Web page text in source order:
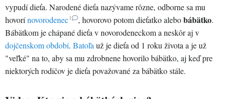
vypudí dieťa. Narodené dieťa nazývame rôzne, odborne sa mu
hovorínovorodenec1 , hovorovo potom dieťatko alebobábätko.
Bábätkom je chápané dieťa v novorodeneckom a neskôr aj v
dojčenskom období. Batoľa už je dieťa od 1 roku života a je už
"veľké" na to, aby sa mu zdrobnene hovorilo bábätko, aj keď pre
niektorých rodičov je dieťa považované za bábätko stále.